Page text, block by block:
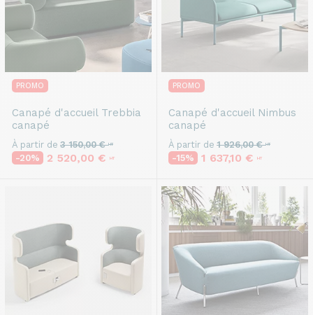
PROMO
Canapé d'accueilTrebbia
canapé
À partir de 3 150,00 €HT
-20% 2 520,00 € HT
PROMO
Canapé d'accueilNimbus
canapé
À partir de 1 926,00 €HT
-15% 1 637,10 € HT